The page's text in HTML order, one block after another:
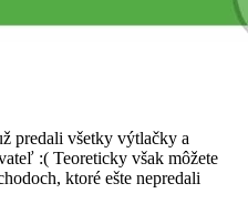
predali všetky výtlačky a
:( Teoreticky však môžete
ktoré ešte nepredali